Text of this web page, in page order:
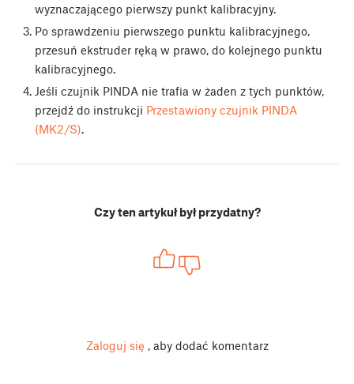
wyznaczającego pierwszy punkt kalibracyjny.
Po sprawdzeniu pierwszego punktu kalibracyjnego,
przesuń ekstruder ręką w prawo, do kolejnego punktu
kalibracyjnego.
Jeśli czujnik PINDA nie trafia w żaden z tych punktów,
przejdź do instrukcji Przestawiony czujnik PINDA
(MK2/S).
Czy ten artykuł był przydatny?
Zaloguj się , aby dodać komentarz